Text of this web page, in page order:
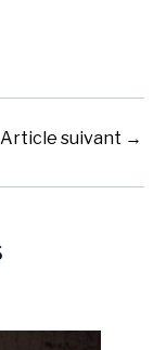
Article suivant →